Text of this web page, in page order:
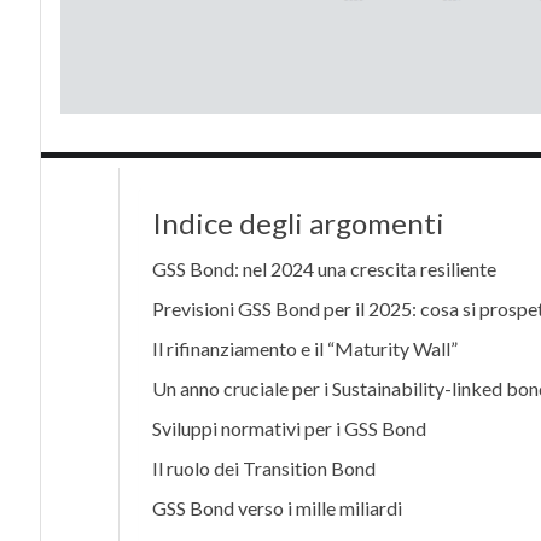
Indice degli argomenti
GSS Bond: nel 2024 una crescita resiliente
Previsioni GSS Bond per il 2025: cosa si
Il rifinanziamento e il “Maturity Wall”
Un anno cruciale per i Sustainability-linked
Sviluppi normativi per i GSS Bond
Il ruolo dei Transition Bond
GSS Bond verso i mille miliardi